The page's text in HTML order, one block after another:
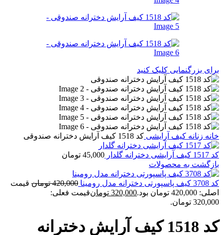
برای بزرگنمایی کلیک کنید
خانه زنانه کیف آرایشی کد 1518 کیف آرایش دخترانه صندوقی
کد 1517 کیف آرایشی دخترانه گلدار 45,000 تومان
بازگشت به محصولات
کد 3708 کیف پاسپورتی دخترانه مدل رومینا 420,000 تومان قیمت
اصلی: 420,000 تومان بود.
320,000 تومانقیمت فعلی:
320,000 تومان.
کد 1518 کیف آرایش دخترانه